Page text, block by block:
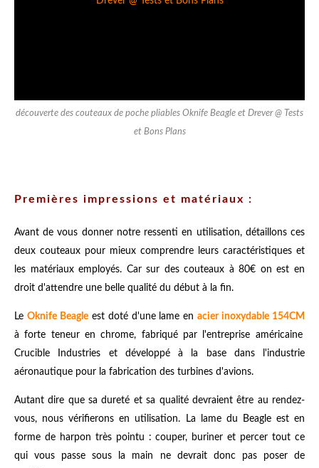
découverte des couteaux de poche pliables Oknife Beagle et Drever @ Tests
et Bons Plans
Premières impressions et matériaux :
Avant de vous donner notre ressenti en utilisation, détaillons ces
deux couteaux pour mieux comprendre leurs caractéristiques et
les matériaux employés. Car sur des couteaux à 80€ on est en
droit d'attendre une belle qualité du début à la fin.
Le Oknife Beagleest doté d'une lame enacier inoxydable 154CM
à forte teneur en chrome, fabriqué par l'entreprise américaine
Crucible Industries et développé à la base dans l'industrie
aéronautique pour la fabrication des turbines d'avions.
Autant dire que sa dureté et sa qualité devraient être au rendez-
vous, nous vérifierons en utilisation. La lame du Beagle est en
forme de harpon très pointu : couper, buriner et percer tout ce
qui vous passe sous la main ne devrait donc pas poser de